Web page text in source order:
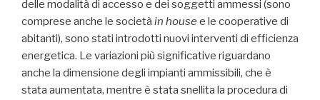
delle modalità di accesso e dei soggetti ammessi (sono
comprese anche le società in house e le cooperative di
abitanti), sono stati introdotti nuovi interventi di efficienza
energetica. Le variazioni più significative riguardano
anche la dimensione degli impianti ammissibili, che è
stata aumentata, mentre è stata snellita la procedura di